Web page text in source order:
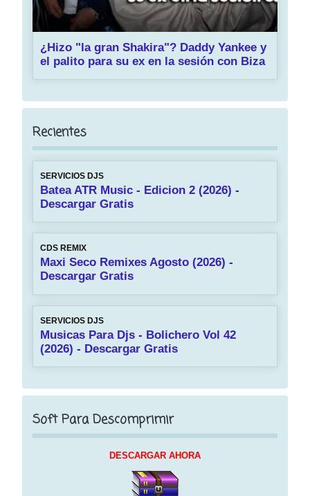
¿Hizo "la gran Shakira"? Daddy Yankee y
el palito para su ex en la sesión con Biza
Recientes
SERVICIOS DJS
Batea ATR Music - Edicion 2 (2026) -
Descargar Gratis
CDS REMIX
Maxi Seco Remixes Agosto (2026) -
Descargar Gratis
SERVICIOS DJS
Musicas Para Djs - Bolichero Vol 42
(2026) - Descargar Gratis
Soft Para Descomprimir
DESCARGAR AHORA